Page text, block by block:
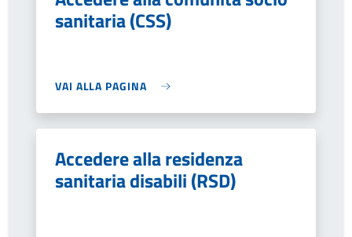
sanitaria (CSS)
VAI ALLA PAGINA
Accedere alla residenza
sanitaria disabili (RSD)